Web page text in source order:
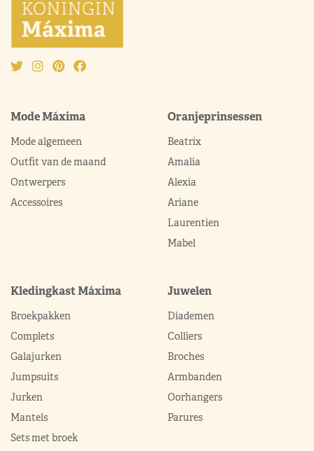
Mode Máxima
Mode algemeen
Outfit van de maand
Ontwerpers
Accessoires
Oranjeprinsessen
Beatrix
Amalia
Alexia
Ariane
Laurentien
Mabel
Kledingkast Máxima
Broekpakken
Complets
Galajurken
Jumpsuits
Jurken
Mantels
Sets met broek
Juwelen
Diademen
Colliers
Broches
Armbanden
Oorhangers
Parures